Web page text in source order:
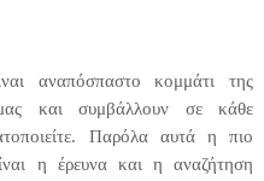
αναπόσπαστο κομμάτι της
και συμβάλλουν σε κάθε
Παρόλα αυτά η πιο
η έρευνα και η αναζήτηση